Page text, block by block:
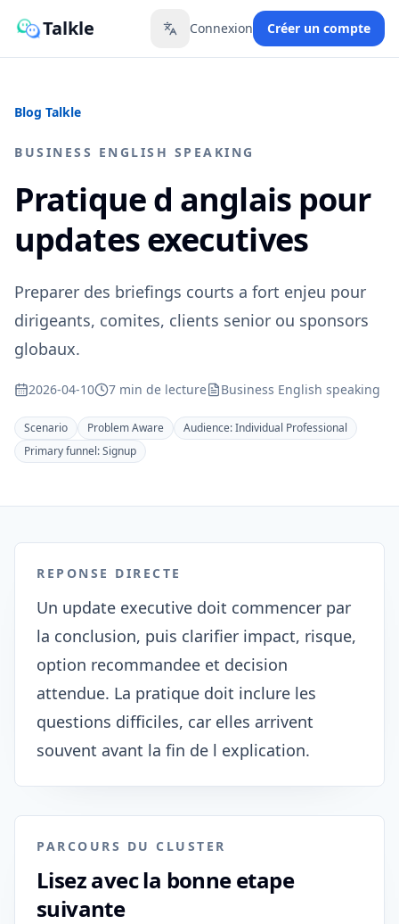
Talkle Toggle language
Connexion Créer un compte
Blog Talkle
BUSINESS ENGLISH SPEAKING
Pratique d anglais pour
updates executives
Preparer des briefings courts a fort enjeu pour
dirigeants, comites, clients senior ou sponsors
globaux.
2026-04-10 7 min de lecture Business English speaking
Scenario Problem Aware Audience:Individual Professional
Primary funnel:Signup
REPONSE DIRECTE
Un update executive doit commencer par
la conclusion, puis clarifier impact, risque,
option recommandee et decision
attendue. La pratique doit inclure les
questions difficiles, car elles arrivent
souvent avant la fin de l explication.
PARCOURS DU CLUSTER
Lisez avec la bonne etape
suivante